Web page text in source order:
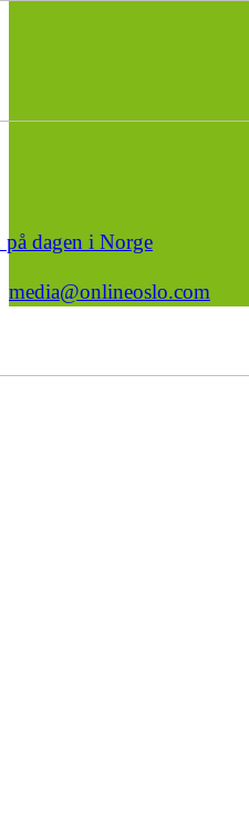
dagen i Norge
media@onlineoslo.com